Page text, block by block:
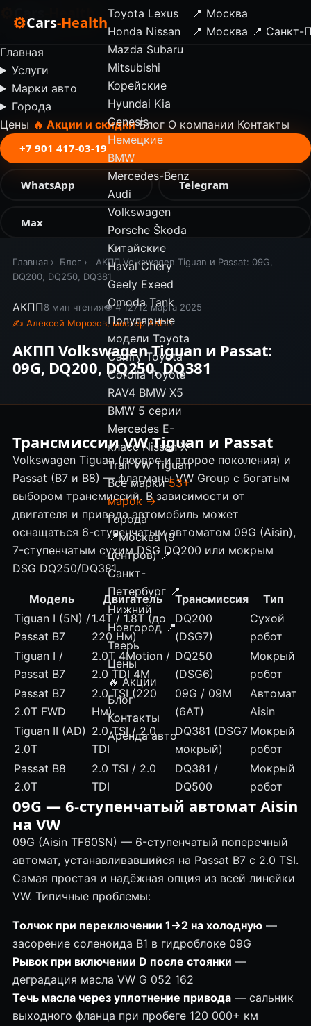
⚙Cars-HealthToyota Lexus
Honda Nissan
Mazda Subaru
Mitsubishi
Корейские
Hyundai Kia
Genesis
Немецкие
BMW
Mercedes-Benz
Audi
Volkswagen
Porsche Škoda
Китайские
Haval Chery
Geely Exeed
Omoda Tank
Популярные
модели Toyota
Camry Toyota
Corolla Toyota
RAV4 BMW X5
BMW 5 серии
Mercedes E-
класс Nissan X-
Trail VW Tiguan
Все марки 53+
марок →
Города
📍Москва (9
центров) 📍
Санкт-
Петербург 📍
Нижний
Новгород 📍
Тверь
Цены
🔥 Акции
Блог
Контакты
Аренда авто
📍 Москва
📍 Москва 📍 Санкт-
Cars -Health
Главная
Услуги
Марки авто
Города
Цены 🔥 Акции и скидки Блог О компании Контакты
+7 901 417-03-19
WhatsApp Telegram
Max
Главная › Блог ›
АКПП Volkswagen Tiguan и Passat: 09G,
DQ200, DQ250, DQ381
АКПП8 мин чтения👁 4 12712 марта 2025
✍ Алексей Морозов, мастер АКПП
АКПП Volkswagen Tiguan и Passat:
09G, DQ200, DQ250, DQ381
ТрансмиссииVW Tiguan и Passat
Volkswagen Tiguan(первое и второе поколения) и
Passat (B7 и B8) — флагманы VW Group с богатым
выбором трансмиссий. В зависимости от
двигателя и привода автомобиль может
оснащаться 6-ступенчатым автоматом 09G (Aisin),
7-ступенчатым сухим DSG DQ200 или мокрым
DSG DQ250/DQ381.
Модель Двигатель Трансмиссия
Тип
Tiguan I (5N) /
Passat B7
1.4T / 1.8T (до
220 Нм)
DQ200
(DSG7)
Сухой
робот
Tiguan I /
Passat B7
2.0T 4Motion /
2.0 TDI 4M
DQ250
(DSG6)
Мокрый
робот
Passat B7
2.0T FWD
2.0 TSI (220
Нм)
09G / 09M
(6AT)
Автомат
Aisin
Tiguan II (AD)
2.0T
2.0 TSI / 2.0
TDI
DQ381 (DSG7
мокрый)
Мокрый
робот
Passat B8
2.0T
2.0 TSI / 2.0
TDI
DQ381 /
DQ500
Мокрый
робот
09G — 6-ступенчатый автомат Aisin
на VW
09G (Aisin TF60SN) — 6-ступенчатый поперечный
автомат, устанавливавшийся на Passat B7 с 2.0 TSI.
Самая простая и надёжная опция из всей линейки
VW. Типичные проблемы:
Толчок при переключении 1→2 на холодную—
засорение соленоида B1 в гидроблоке09G
Рывок при включении D после стоянки —
деградация масла VW G 052 162
Течь масла через уплотнение привода— сальник
выходного фланца при пробеге 120 000+ км